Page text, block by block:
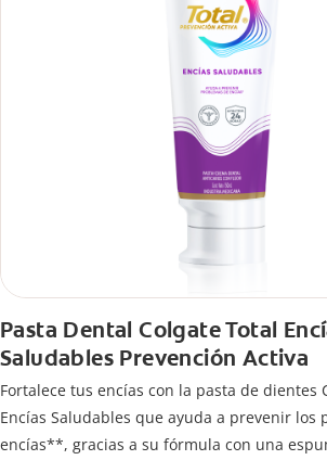
Pasta Dental Colgate Total
Saludables Prevención Activa
Fortalece tus encías con la pasta de dientes
Encías Saludables que ayuda a prevenir los
encías**, gracias a su fórmula con una